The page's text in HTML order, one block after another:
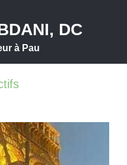
DC
à Pau